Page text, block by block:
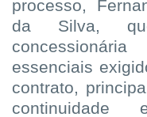
processo,
da Silva,
essenciais
contrato,